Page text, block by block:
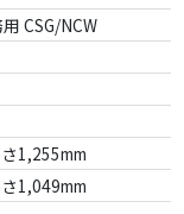
CSG/NCW
1,255mm
1,049mm